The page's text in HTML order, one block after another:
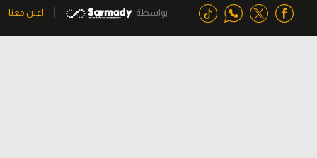
بواسطة اعلن معنا